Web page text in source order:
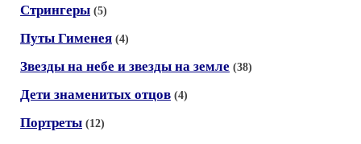
Стрингеры (5)
Путы Гименея (4)
Звезды на небе и звезды на земле (38)
Дети знаменитых отцов (4)
Портреты (12)